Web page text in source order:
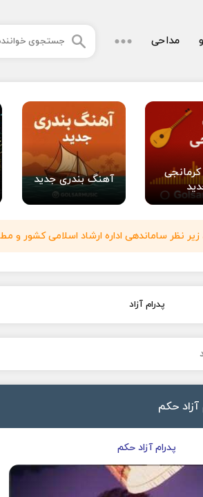
مداحی
آهنگ بندری جدید
نظر ساماندهی اداره ارشاد اسلامی کشور و
پدرام آزاد
آزاد حکم
پدرام آزاد حکم